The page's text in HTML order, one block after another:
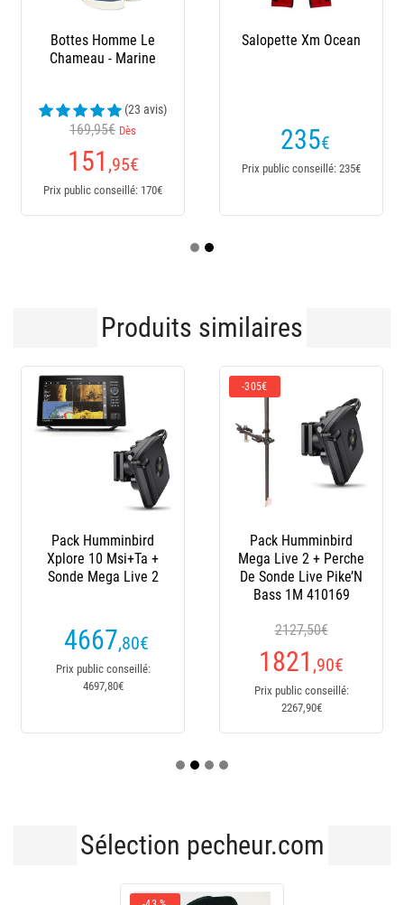
Bottes Homme Le
Chameau - Marine
(23 avis)
169,95€ Dès
151 ,95€
Prix public conseillé: 170€
Salopette Xm Ocean
235€
Prix public conseillé: 235€
Produits similaires
Pack Humminbird
Xplore 10 Msi+Ta +
Sonde Mega Live 2
4667,80€
Prix public conseillé:
4697,80€
-305€
Pack Humminbird
Mega Live 2 + Perche
De Sonde Live Pike’N
Bass 1M 410169
2127,50€
1821 ,90€
Prix public conseillé:
2267,90€
Sélection pecheur.com